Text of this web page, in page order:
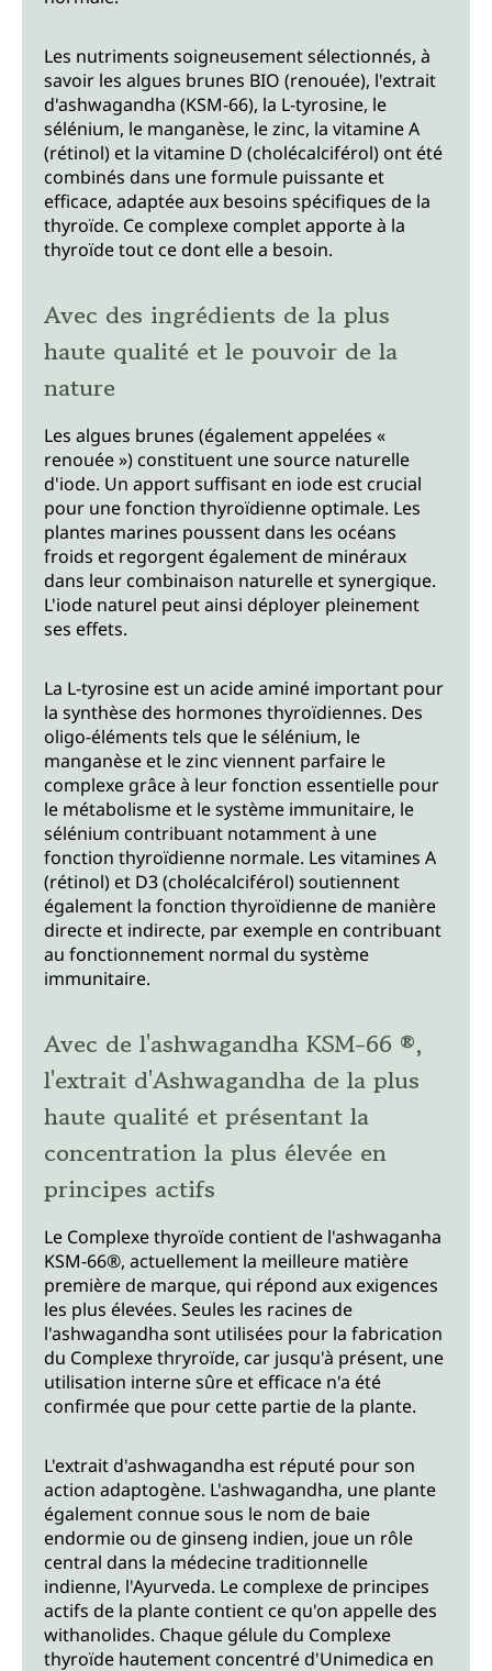
Les nutriments soigneusement sélectionnés, à
savoir les algues brunes BIO (renouée), l'extrait
d'ashwagandha (KSM-66), la L-tyrosine, le
sélénium, le manganèse, le zinc, la vitamine A
(rétinol) et la vitamine D (cholécalciférol) ont été
combinés dans une formule puissante et
efficace, adaptée aux besoins spécifiques de la
thyroïde. Ce complexe complet apporte à la
thyroïde tout ce dont elle a besoin.
Avec des ingrédients de la plus
haute qualité et le pouvoir de la
nature
Les algues brunes (également appelées «
renouée ») constituent une source naturelle
d'iode. Un apport suffisant en iode est crucial
pour une fonction thyroïdienne optimale. Les
plantes marines poussent dans les océans
froids et regorgent également de minéraux
dans leur combinaison naturelle et synergique.
L'iode naturel peut ainsi déployer pleinement
ses effets.
La L-tyrosine est un acide aminé important pour
la synthèse des hormones thyroïdiennes. Des
oligo-éléments tels que le sélénium, le
manganèse et le zinc viennent parfaire le
complexe grâce à leur fonction essentielle pour
le métabolisme et le système immunitaire, le
sélénium contribuant notamment à une
fonction thyroïdienne normale. Les vitamines A
(rétinol) et D3 (cholécalciférol) soutiennent
également la fonction thyroïdienne de manière
directe et indirecte, par exemple en contribuant
au fonctionnement normal du système
immunitaire.
Avec de l'ashwagandha KSM-66 ®,
l'extrait d'Ashwagandha de la plus
haute qualité et présentant la
concentration la plus élevée en
principes actifs
Le Complexe thyroïde contient de l'ashwaganha
KSM-66®, actuellement la meilleure matière
première de marque, qui répond aux exigences
les plus élevées. Seules les racines de
l'ashwagandha sont utilisées pour la fabrication
du Complexe thryroïde, car jusqu'à présent, une
utilisation interne sûre et efficace n'a été
confirmée que pour cette partie de la plante.
L'extrait d'ashwagandha est réputé pour son
action adaptogène. L'ashwagandha, une plante
également connue sous le nom de baie
endormie ou de ginseng indien, joue un rôle
central dans la médecine traditionnelle
indienne, l'Ayurveda. Le complexe de principes
actifs de la plante contient ce qu'on appelle des
withanolides. Chaque gélule du Complexe
thyroïde hautement concentré d'Unimedica en